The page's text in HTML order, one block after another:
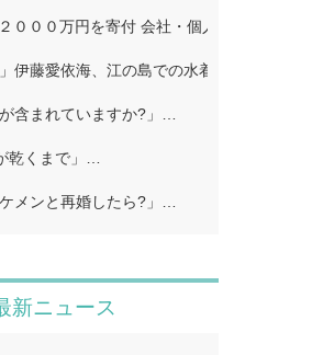
０００万円を寄付 会社・個人から１００
」伊藤愛依海、江の島での水着姿公開…
含まれていますか?」…
乾くまで」…
メンと再婚したら?」…
新ニュース